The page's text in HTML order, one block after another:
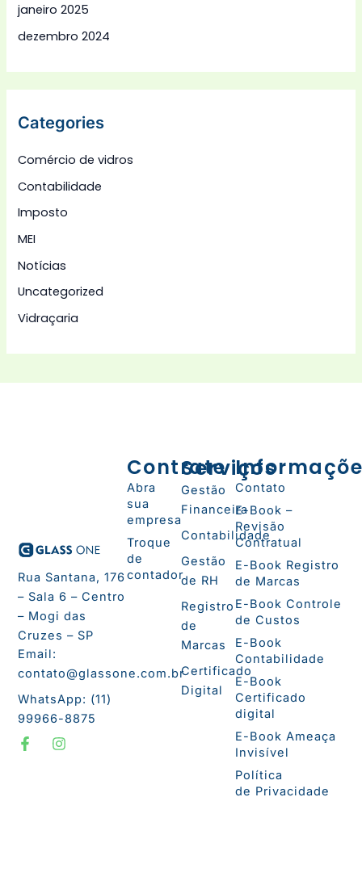
janeiro 2025
dezembro 2024
Categories
Comércio de vidros
Contabilidade
Imposto
MEI
Notícias
Uncategorized
Vidraçaria
Rua Santana, 176
– Sala 6 – Centro
– Mogi das
Cruzes – SP
Email:
contato@glassone.com.br
WhatsApp: (11)
99966-8875
F
a
I
n
Serviços
Gestão
Financeira
Contabilidade
Gestão
de RH
Registro
de
Marcas
Certificado
Digital
Contrate
Abra
sua
empresa
Troque
de
contador
Contato
E-Book –
Revisão
Contratual
E-Book Registro
de Marcas
E-Book Controle
de Custos
E-Book
Contabilidade
E-Book
Certificado
digital
E-Book Ameaça
Invisível
Política
de Privacidade